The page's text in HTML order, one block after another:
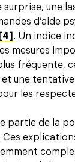
surprise, une
d’aide
[4] . Un indice
mesures
fréquente,
et une
les
partie de la